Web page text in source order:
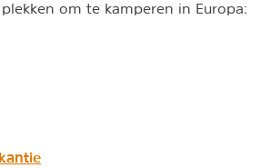
om te kamperen in Europa: